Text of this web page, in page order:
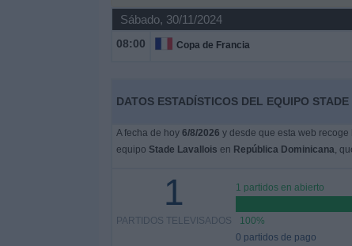
Sábado, 30/11/2024
08:00 Copa de Francia
DATOS ESTADÍSTICOS DEL EQUIPO
A fecha de hoy 6/8/2026 y desde que esta web
equipo Stade Lavallois en República Dominicana,
1
PARTIDOS TELEVISADOS
1 partidos en abierto
100%
0 partidos de pago